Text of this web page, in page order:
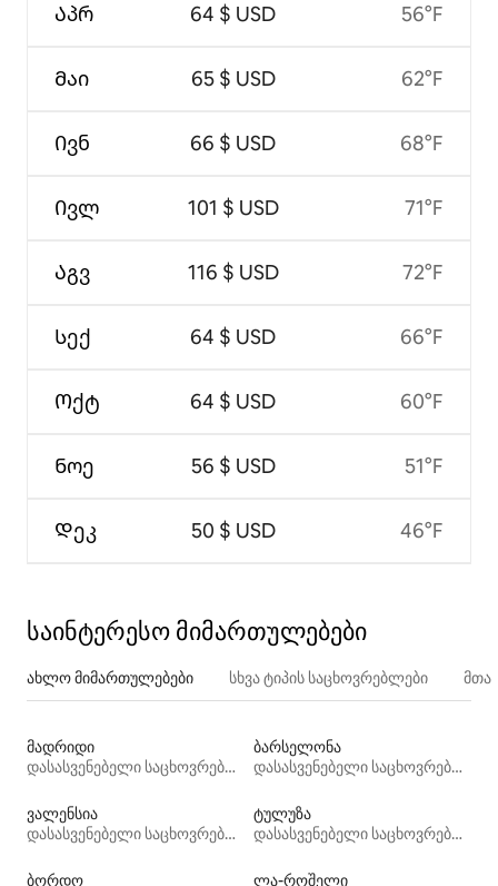
Აპრ
Მაი
Ივნ
Ივლ
Აგვ
Სექ
Ოქტ
Ნოე
Დეკ
64 $ USD
65 $ USD
66 $ USD
101 $ USD
116 $ USD
64 $ USD
64 $ USD
56 $ USD
50 $ USD
56°F
62°F
68°F
71°F
72°F
66°F
60°F
51°F
46°F
საინტერესო მიმართულებები
ახლო მიმართულებები სხვა ტიპის საცხოვრებლები
მადრიდი
დასასვენებელი საცხოვრებლები
ბარსელონა
დასასვენებელი საცხოვრებლები
ვალენსია
დასასვენებელი საცხოვრებლები
ტულუზა
დასასვენებელი საცხოვრებლები
ბორდო
ლა-როშელი